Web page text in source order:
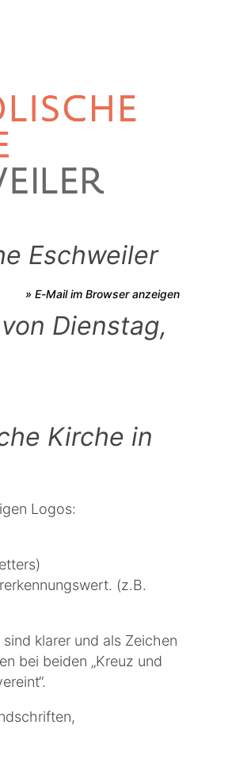
Eschweiler
» E-Mail im Browser anzeigen
Dienstag,
Kirche in
Logos:
(z.B.
sind klarer und als Zeichen
bei beiden „Kreuz und